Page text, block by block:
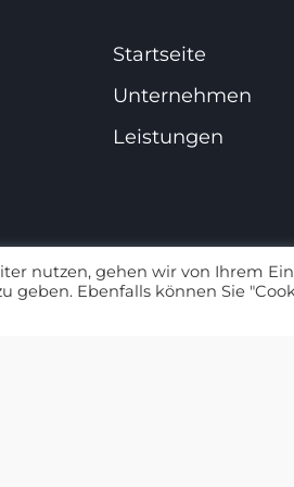
Startseite
Unternehmen
Leistungen
nutzen, gehen wir von Ihrem
geben. Ebenfalls können Sie